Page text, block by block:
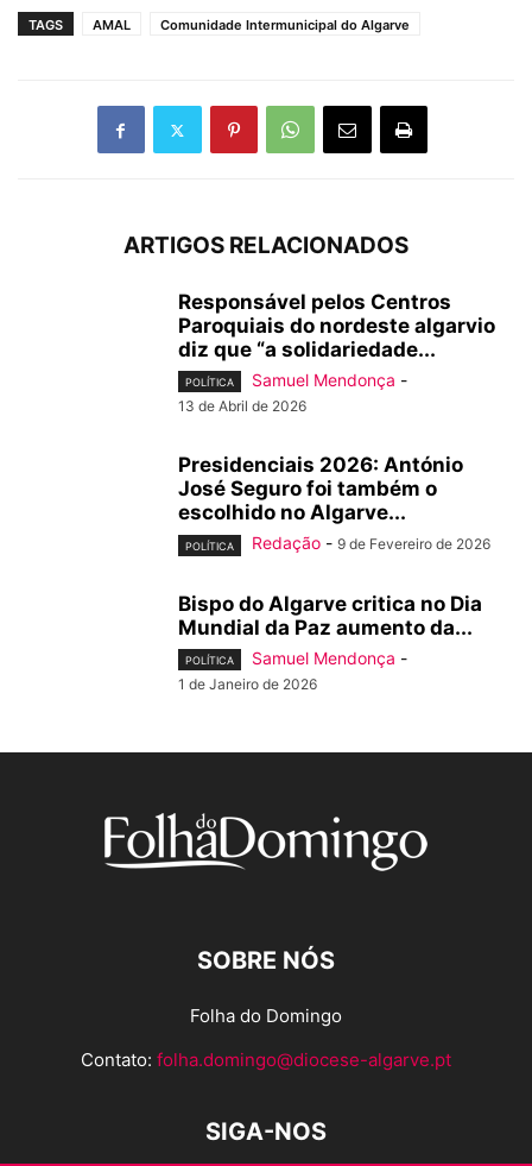
TAGS AMAL Comunidade Intermunicipal do Algarve
ARTIGOS RELACIONADOS
Responsável pelos Centros
Paroquiais do nordeste algarvio
diz que “a solidariedade...
POLÍTICA Samuel Mendonça -
13 de Abril de 2026
Presidenciais 2026: António
José Seguro foi também o
escolhido no Algarve...
POLÍTICA Redação - 9 de Fevereiro de 2026
Bispo do Algarve critica no Dia
Mundial da Paz aumento da...
POLÍTICA Samuel Mendonça -
1 de Janeiro de 2026
SOBRE NÓS
Folha do Domingo
Contato: folha.domingo@diocese-algarve.pt
SIGA-NOS